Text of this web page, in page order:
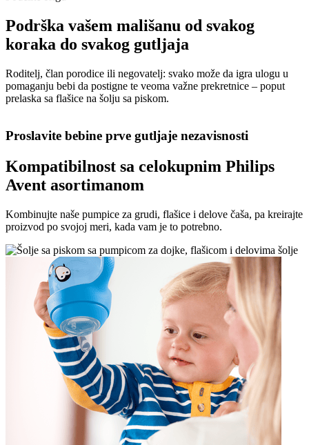
Podrška vašem mališanu od svakog
koraka do svakog gutljaja
Roditelj, član porodice ili negovatelj: svako može da igra ulogu u
pomaganju bebi da postigne te veoma važne prekretnice – poput
prelaska sa flašice na šolju sa piskom.
Proslavite bebine prve gutljaje nezavisnosti
Kompatibilnost sa celokupnim Philips
Avent asortimanom
Kombinujte naše pumpice za grudi, flašice i delove čaša, pa kreirajte
proizvod po svojoj meri, kada vam je to potrebno.